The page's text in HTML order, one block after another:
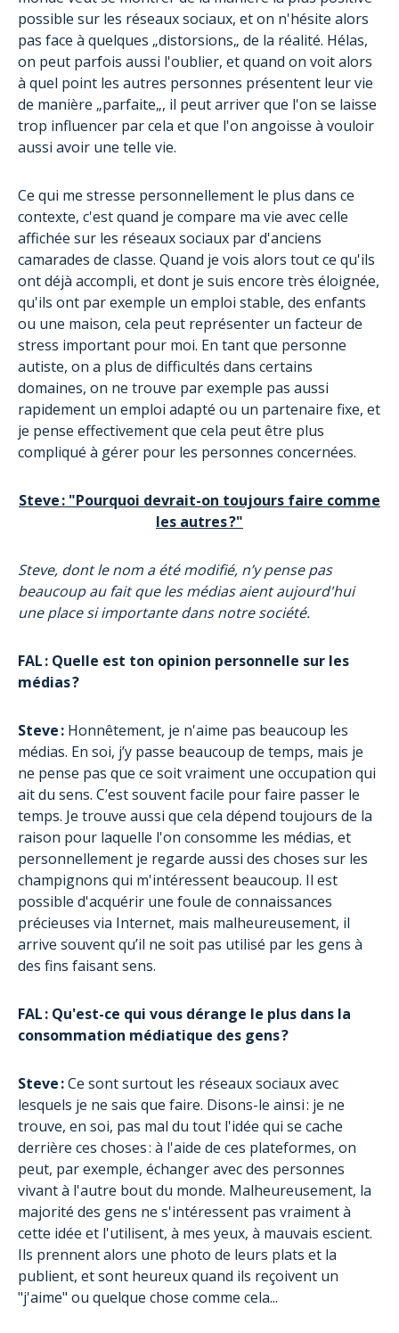
possible sur les réseaux sociaux, et on n'hésite alors
pas face à quelques „distorsions„ de la réalité. Hélas,
on peut parfois aussi l'oublier, et quand on voit alors
à quel point les autres personnes présentent leur vie
de manière „parfaite„, il peut arriver que l'on se laisse
trop influencer par cela et que l'on angoisse à vouloir
aussi avoir une telle vie.
Ce qui me stresse personnellement le plus dans ce
contexte, c'est quand je compare ma vie avec celle
affichée sur les réseaux sociaux par d'anciens
camarades de classe. Quand je vois alors tout ce qu'ils
ont déjà accompli, et dont je suis encore très éloignée,
qu'ils ont par exemple un emploi stable, des enfants
ou une maison, cela peut représenter un facteur de
stress important pour moi. En tant que personne
autiste, on a plus de difficultés dans certains
domaines, on ne trouve par exemple pas aussi
rapidement un emploi adapté ou un partenaire fixe, et
je pense effectivement que cela peut être plus
compliqué à gérer pour les personnes concernées.
Steve : "Pourquoi devrait-on toujours faire comme
les autres ?"
Steve, dont le nom a été modifié, n’y pense pas
beaucoup au fait que les médias aient aujourd'hui
une place si importante dans notre société.
FAL : Quelle est ton opinion personnelle sur les
médias ?
Steve : Honnêtement, je n'aime pas beaucoup les
médias. En soi, j’y passe beaucoup de temps, mais je
ne pense pas que ce soit vraiment une occupation qui
ait du sens. C’est souvent facile pour faire passer le
temps. Je trouve aussi que cela dépend toujours de la
raison pour laquelle l'on consomme les médias, et
personnellement je regarde aussi des choses sur les
champignons qui m'intéressent beaucoup. Il est
possible d'acquérir une foule de connaissances
précieuses via Internet, mais malheureusement, il
arrive souvent qu’il ne soit pas utilisé par les gens à
des fins faisant sens.
FAL : Qu'est-ce qui vous dérange le plus dans la
consommation médiatique des gens ?
Steve :Ce sont surtout les réseaux sociaux avec
lesquels je ne sais que faire. Disons-le ainsi : je ne
trouve, en soi, pas mal du tout l'idée qui se cache
derrière ces choses : à l'aide de ces plateformes, on
peut, par exemple, échanger avec des personnes
vivant à l'autre bout du monde. Malheureusement, la
majorité des gens ne s'intéressent pas vraiment à
cette idée et l'utilisent, à mes yeux, à mauvais escient.
Ils prennent alors une photo de leurs plats et la
publient, et sont heureux quand ils reçoivent un
"j'aime" ou quelque chose comme cela...